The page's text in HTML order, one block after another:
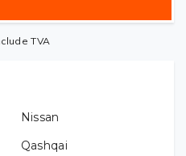
TVA
Nissan
Qashqai